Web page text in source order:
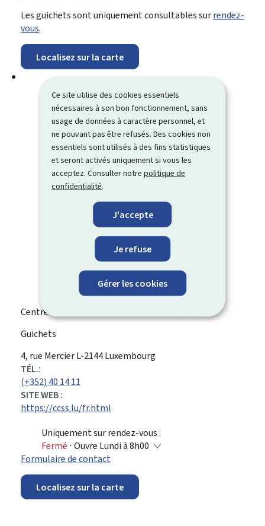
Ce site utilise des cookies essentiels
nécessaires à son bon fonctionnement, sans
usage de données à caractère personnel, et
ne pouvant pas être refusés. Des cookies non
essentiels sont utilisés à des fins statistiques
et seront activés uniquement si vous les
acceptez. Consulter notrepolitique de
confidentialité.
J'accepte
Je refuse
Gérer les cookies
Les guichets sont uniquement consultables surrendez-
vous.
Localisez sur la carte
Centre commun de la sécurité sociale (CCSS)
Guichets
ADRESSE
:
4, rue MercierL-2144Luxembourg
TÉL.:
(+352) 40 14 11
SITE WEB :
https://ccss.lu/fr.html
Uniquement sur rendez-vous :
Fermé ⋅ Ouvre Lundi à 8h00
Formulaire de contact
Localisez sur la carte